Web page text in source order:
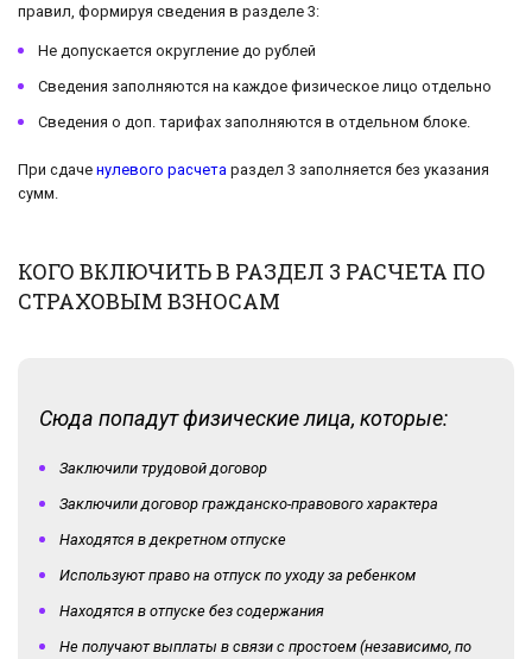
правил, формируя сведения в разделе 3:
Не допускается округление до рублей
Сведения заполняются на каждое физическое лицо отдельно
Сведения о доп. тарифах заполняются в отдельном блоке.
При сдаче нулевого расчета раздел 3 заполняется без указания
сумм.
КОГО ВКЛЮЧИТЬ В РАЗДЕЛ 3 РАСЧЕТА ПО
СТРАХОВЫМ ВЗНОСАМ
Сюда попадут физические лица, которые:
Заключили трудовой договор
Заключили договор гражданско-правового характера
Находятся в декретном отпуске
Используют право на отпуск по уходу за ребенком
Находятся в отпуске без содержания
Не получают выплаты в связи с простоем (независимо, по